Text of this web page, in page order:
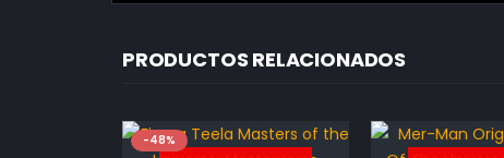
PRODUCTOS RELACIONADOS
-48%